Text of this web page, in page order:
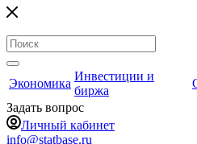
Экономика
Инвестиции и
биржа
Задать вопрос
Личный кабинет
info@statbase.ru